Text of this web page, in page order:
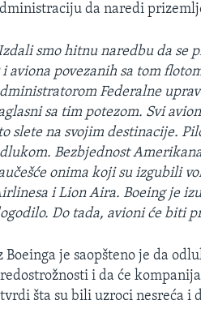
da naredi
smo hitnu naredbu da se
i aviona povezanih sa tom
Federalne
sa tim potezom. Svi
slete na svojim destinacije.
Bezbjednost
onima koji su izgubili
i Lion Aira. Boeing je
Do tada, avioni će biti
Boeinga je saopšteno je da
i da će
šta su bili uzroci nesreća i